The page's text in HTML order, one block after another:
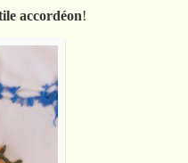
accordéon!